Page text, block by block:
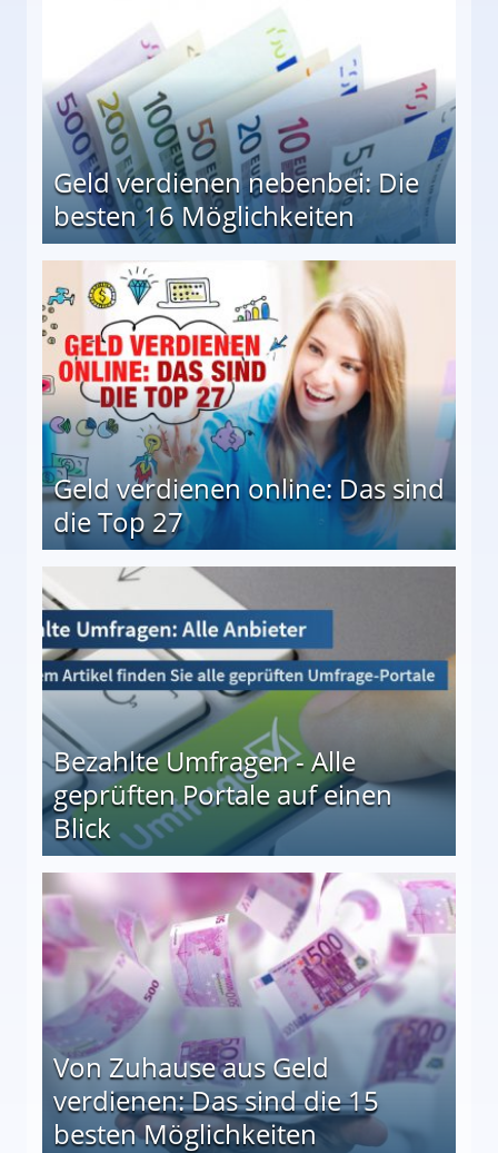
Geld verdienen nebenbei: Die
besten 16 Möglichkeiten
Geld verdienen online: Das sind
die Top 27
Bezahlte Umfragen - Alle
geprüften Portale auf einen
Blick
auf einen Blick
Von Zuhause aus Geld
verdienen: Das sind die 15
besten Möglichkeiten